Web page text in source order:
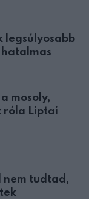
legsúlyosabb
mosoly,
róla Liptai
nem tudtad,